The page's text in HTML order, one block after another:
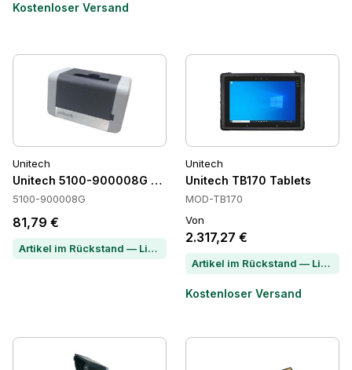
Kostenloser Versand
Unitech
Unitech 5100-900008G Cradles
5100-900008G
81,79 €
Artikel im Rückstand — Lieferzeit per Chat erfragen
Unitech
Unitech TB170 Tablets
MOD-TB170
Von
2.317,27 €
Artikel im Rückstand — Lieferzeit per Chat erfragen
Kostenloser Versand